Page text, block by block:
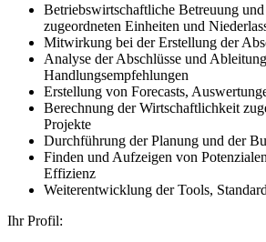
Betriebswirtschaftliche Betreuung
zugeordneten Einheiten und
Mitwirkung bei der Erstellung der
Analyse der Abschlüsse und
Handlungsempfehlungen
Erstellung von Forecasts,
Berechnung der Wirtschaftlichkeit
Projekte
Durchführung der Planung und der
Finden und Aufzeigen von
Effizienz
Weiterentwicklung der Tools,
Ihr Profil: